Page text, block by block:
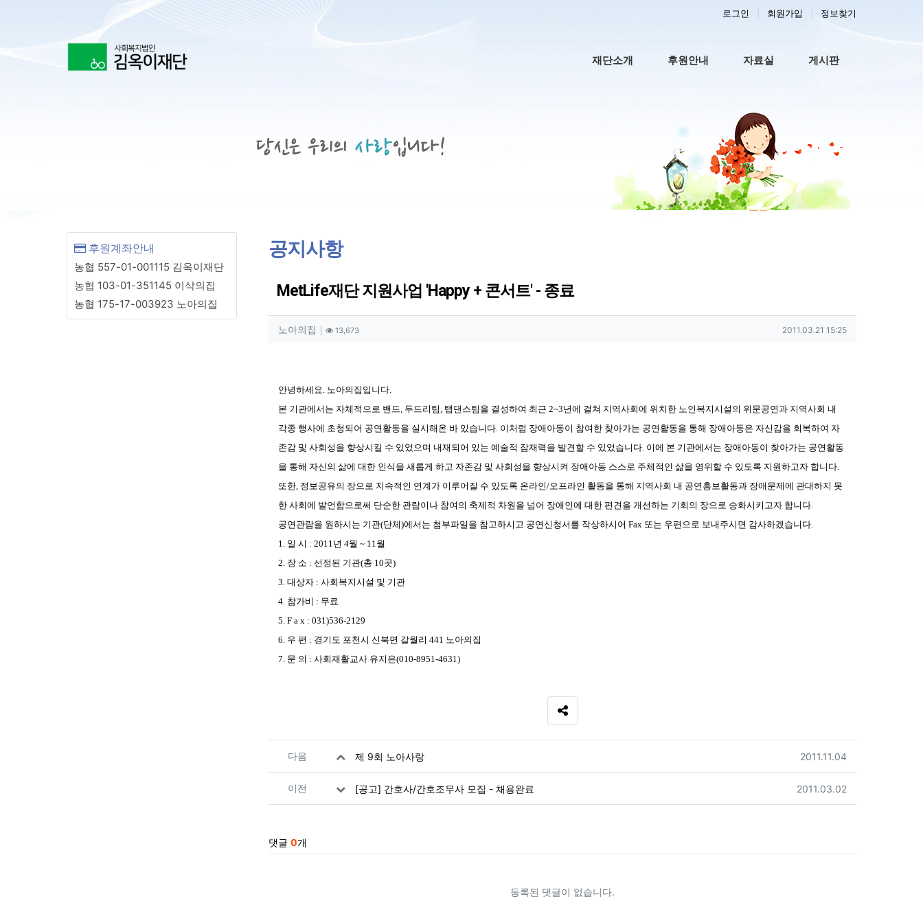
로그인 회원가입 정보찾기
재단소개 후원안내 자료실 게시판
공지사항
MetLife재단 지원사업 'Happy + 콘서트' - 종료
작성자 정보
노아의집 작성13,673 작성일
2011.03.21 15:25
본문
안녕하세요. 노아의집입니다.
본 기관에서는 자체적으로 밴드, 두드리팀, 탭댄스팀을 결성하여 최근 2~3년에 걸쳐 지역사회에 위치한 노인복지시설의 위문공연과 지역사회 내
각종 행사에 초청되어 공연활동을 실시해온 바 있습니다. 이처럼 장애아동이 참여한 찾아가는 공연활동을 통해 장애아동은 자신감을 회복하여 자
존감 및 사회성을 향상시킬 수 있었으며 내재되어 있는 예술적 잠재력을 발견할 수 있었습니다. 이에 본 기관에서는 장애아동이 찾아가는 공연활동
을 통해 자신의 삶에 대한 인식을 새롭게 하고 자존감 및 사회성을 향상시켜 장애아동 스스로 주체적인 삶을 영위할 수 있도록 지원하고자 합니다.
또한, 정보공유의 장으로 지속적인 연계가 이루어질 수 있도록 온라인/오프라인 활동을 통해 지역사회 내 공연홍보활동과 장애문제에 관대하지 못
한 사회에 발언함으로써 단순한 관람이나 참여의 축제적 차원을 넘어 장애인에 대한 편견을 개선하는 기회의 장으로 승화시키고자 합니다.
공연관람을 원하시는 기관(단체)에서는 첨부파일을 참고하시고 공연신청서를 작상하시어 Fax 또는 우편으로 보내주시면 감사하겠습니다.
1. 일 시 : 2011년 4월 ~ 11월
2. 장 소 : 선정된 기관(총 10곳)
3. 대상자 : 사회복지시설 및 기관
4. 참가비 : 무료
5. F a x : 031)536-2129
6. 우 편 : 경기도 포천시 신북면 갈월리 441 노아의집
7. 문 의 : 사회재활교사 유지은(010-8951-4631)
SNS 공유
관련자료
다음 제 9회 노아사랑 작성일
2011.11.04
이전 [공고] 간호사/간호조무사 모집 - 채용완료 작성일
2011.03.02
댓글 0개
등록된 댓글이 없습니다.
후원계좌안내
농협 557-01-001115 김옥이재단
농협 103-01-351145 이삭의집
농협 175-17-003923 노아의집